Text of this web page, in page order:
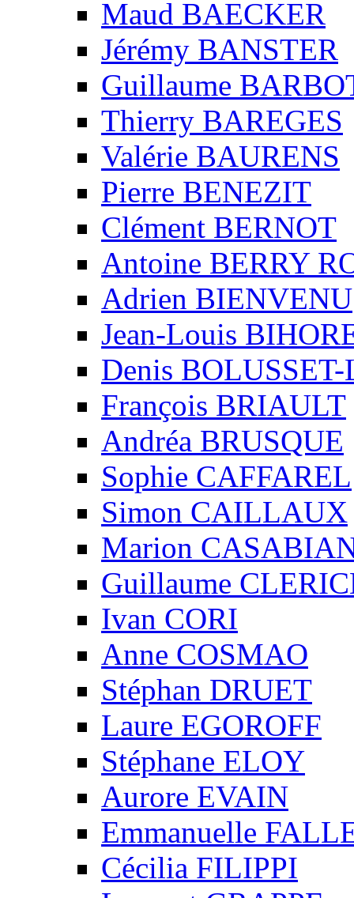
Maud BAECKER
Jérémy BANSTER
Guillaume
Thierry BAREGES
Valérie BAURENS
Pierre BENEZIT
Clément BERNOT
Antoine BERRY
Adrien BIENVENU
Jean-Louis
Denis
François BRIAULT
Andréa BRUSQUE
Sophie CAFFAREL
Simon CAILLAUX
Marion
Guillaume
Ivan CORI
Anne COSMAO
Stéphan DRUET
Laure EGOROFF
Stéphane ELOY
Aurore EVAIN
Emmanuelle
Cécilia FILIPPI